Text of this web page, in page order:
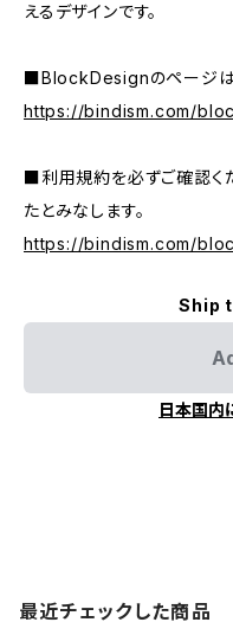
えるデザインです。
■BlockDesignのページは
https://bindism.com/
■利用規約を必ずご確認く
たとみなします。
https://bindism.com/
Ship
日本国内
最近チェックした商品